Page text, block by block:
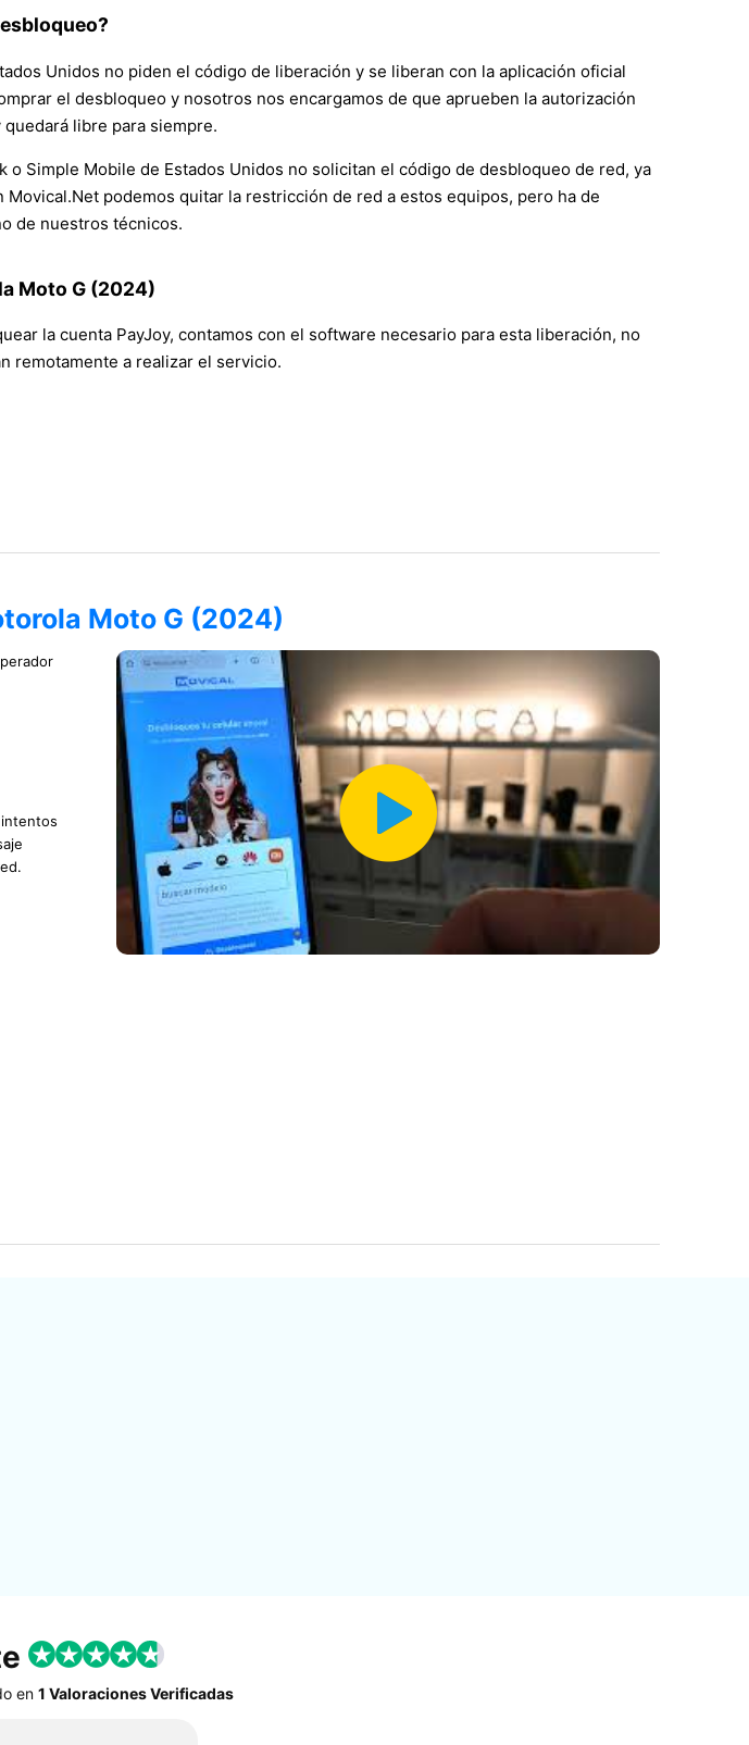
Unidos no piden el código de liberación y se liberan con la aplicación oficial
el desbloqueo y nosotros nos encargamos de que aprueben la autorización
quedará libre para siempre.
Simple Mobile de Estados Unidos no solicitan el código de desbloqueo de red, ya
podemos quitar la restricción de red a estos equipos, pero ha de
de nuestros técnicos.
Moto G (2024)
la cuenta PayJoy, contamos con el software necesario para esta liberación, no
remotamente a realizar el servicio.
Moto G (2024)
en 1 Valoraciones Verificadas